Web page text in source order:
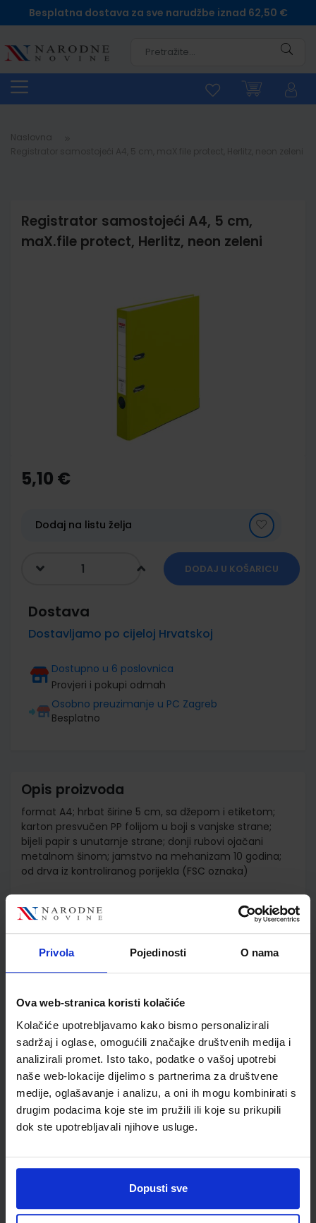
Privola Pojedinosti O nama
Ova web-stranica koristi kolačiće
Kolačiće upotrebljavamo kako bismo personalizirali
sadržaj i oglase, omogućili značajke društvenih medija i
analizirali promet. Isto tako, podatke o vašoj upotrebi
naše web-lokacije dijelimo s partnerima za društvene
medije, oglašavanje i analizu, a oni ih mogu kombinirati s
drugim podacima koje ste im pružili ili koje su prikupili
dok ste upotrebljavali njihove usluge.
Dopusti sve
Besplatna dostava za sve narudžbe iznad 62,50 €
Naslovna
Registrator samostojeći A4, 5 cm,
maX.file protect, Herlitz, neon zeleni
the
beginning
gallery
5,10 €
Dodaj na listu želja
DODAJ U KOŠARICU
Dostava
Dostavljamo po cijeloj Hrvatskoj
Dostupno u 6 poslovnica
Provjeri i pokupi odmah
Osobno preuzimanje u PC Zagreb
Besplatno
Opis proizvoda
format A4; hrbat širine 5 cm, sa džepom i etiketom;
karton presvučen PP folijom u boji s vanjske strane;
bijeli papir s unutarnje strane; donji rubovi ojačani
metalnom šinom; jamstvo na mehanizam 10 godina;
od drva iz kontroliranog porijekla (FSC oznaka)
Detalji proizvoda
Šifra proizvoda
585359
Newsletter prijava
Prijavite se kako bi primali informacije o novim
proizvodima i uslugama, akcijama i drugim